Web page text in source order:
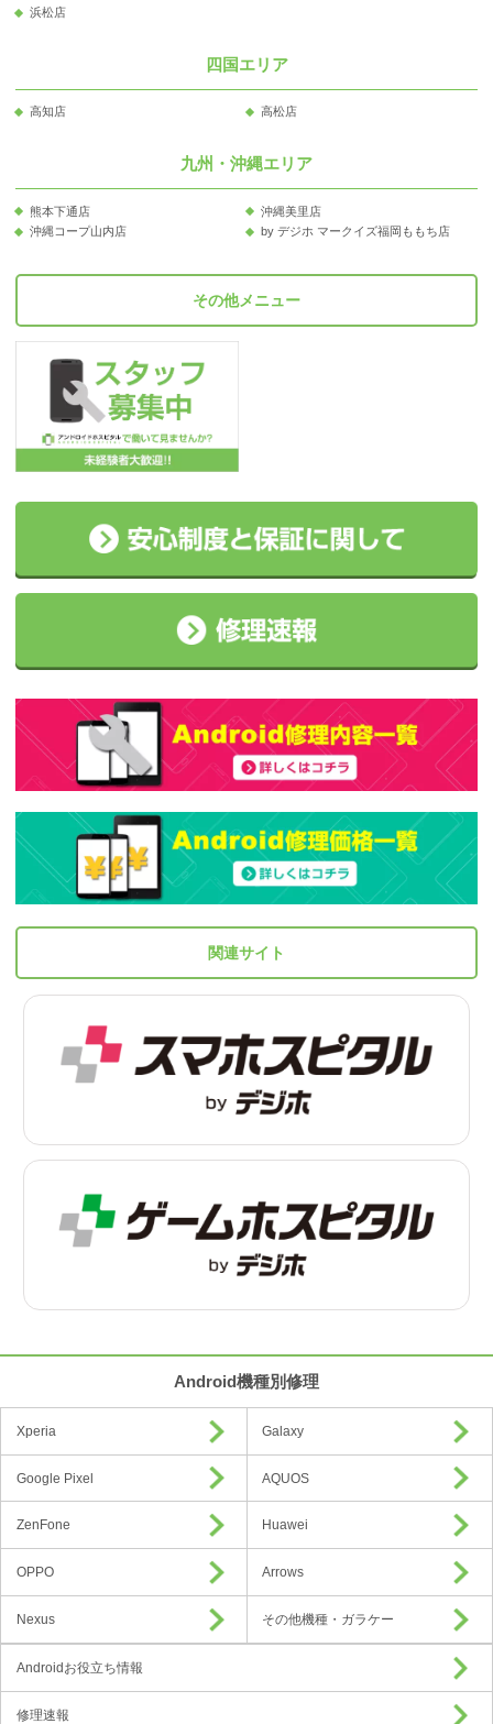
浜松店
四国エリア
高知店 高松店
九州・沖縄エリア
熊本下通店
沖縄美里店
沖縄コープ山内店
by デジホ マークイズ福岡ももち店
その他メニュー
関連サイト
Android機種別修理
Xperia Galaxy
Google Pixel AQUOS
ZenFone Huawei
OPPO Arrows
Nexus その他機種・ガラケー
Androidお役立ち情報
修理速報